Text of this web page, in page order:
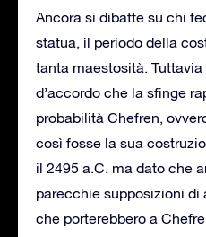
Ancora si dibatte su chi
statua, il periodo della
tanta maestosità.
d’accordo che la sfinge
probabilità Chefren,
così fosse la sua
il 2495 a.C. ma dato che
parecchie supposizioni di
che porterebbero a